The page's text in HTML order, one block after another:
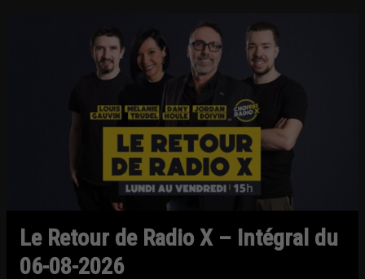
Le Retour de Radio X – Intégral du
06-08-2026